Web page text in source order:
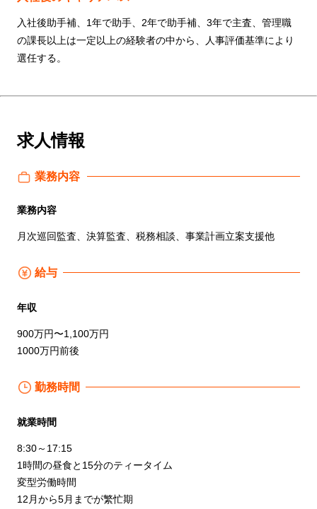
入社後助手補、1年で助手、2年で助手補、3年で主査、管理職
の課長以上は一定以上の経験者の中から、人事評価基準により
選任する。
求人情報
業務内容
業務内容
月次巡回監査、決算監査、税務相談、事業計画立案支援他
給与
年収
900万円〜1,100万円
1000万円前後
勤務時間
就業時間
8:30～17:15
1時間の昼食と15分のティータイム
変型労働時間
12月から5月までが繁忙期